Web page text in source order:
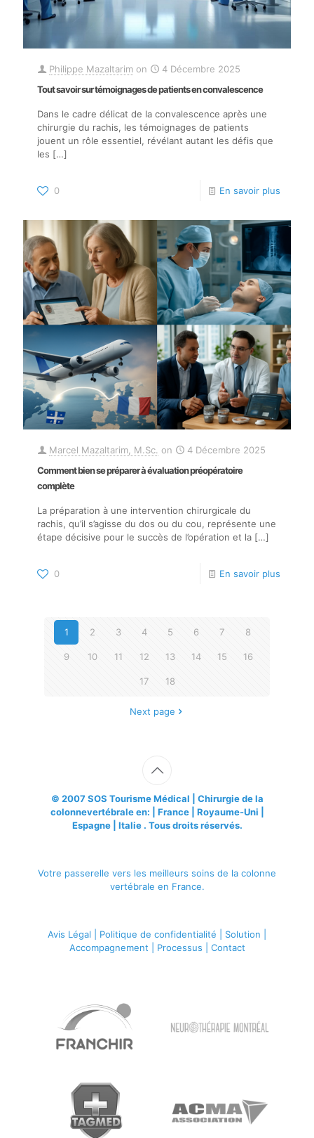
Philippe Mazaltarim on
4 Décembre 2025
Tout savoir sur témoignages de patients en convalescence
Dans le cadre délicat de la convalescence après une
chirurgie du rachis, les témoignages de patients
jouent un rôle essentiel, révélant autant les défis que
les […]
0 En savoir plus
Marcel Mazaltarim, M.Sc. on
4 Décembre 2025
Comment bien se préparer à évaluation préopératoire
complète
La préparation à une intervention chirurgicale du
rachis, qu’il s’agisse du dos ou du cou, représente une
étape décisive pour le succès de l’opération et la […]
0 En savoir plus
1 2 3 4 5 6 7 8
9 10 11 12 13 14 15 16
17 18
Next page
© 2007 SOS Tourisme Médical | Chirurgie de la
colonnevertébrale en: | France | Royaume-Uni |
Espagne | Italie . Tous droits réservés.
Votre passerelle vers les meilleurs soins de la colonne
vertébrale en France.
Avis Légal Politique de confidentialité Solution
Accompagnement
Processus Contact